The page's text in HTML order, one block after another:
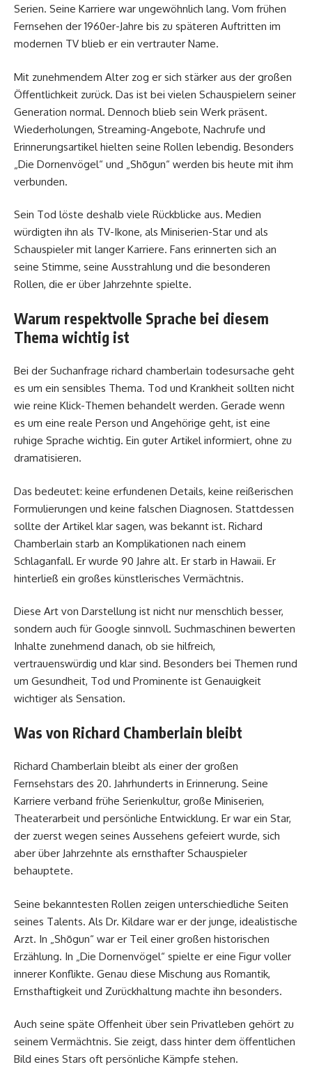
Serien. Seine Karriere war ungewöhnlich lang. Vom frühen
Fernsehen der 1960er-Jahre bis zu späteren Auftritten im
modernen TV blieb er ein vertrauter Name.
Mit zunehmendem Alter zog er sich stärker aus der großen
Öffentlichkeit zurück. Das ist bei vielen Schauspielern seiner
Generation normal. Dennoch blieb sein Werk präsent.
Wiederholungen, Streaming-Angebote, Nachrufe und
Erinnerungsartikel hielten seine Rollen lebendig. Besonders
„Die Dornenvögel“ und „Shōgun“ werden bis heute mit ihm
verbunden.
Sein Tod löste deshalb viele Rückblicke aus. Medien
würdigten ihn als TV-Ikone, als Miniserien-Star und als
Schauspieler mit langer Karriere. Fans erinnerten sich an
seine Stimme, seine Ausstrahlung und die besonderen
Rollen, die er über Jahrzehnte spielte.
Warum respektvolle Sprache bei diesem
Thema wichtig ist
Bei der Suchanfrage richard chamberlain todesursache geht
es um ein sensibles Thema. Tod und Krankheit sollten nicht
wie reine Klick-Themen behandelt werden. Gerade wenn
es um eine reale Person und Angehörige geht, ist eine
ruhige Sprache wichtig. Ein guter Artikel informiert, ohne zu
dramatisieren.
Das bedeutet: keine erfundenen Details, keine reißerischen
Formulierungen und keine falschen Diagnosen. Stattdessen
sollte der Artikel klar sagen, was bekannt ist. Richard
Chamberlain starb an Komplikationen nach einem
Schlaganfall. Er wurde 90 Jahre alt. Er starb in Hawaii. Er
hinterließ ein großes künstlerisches Vermächtnis.
Diese Art von Darstellung ist nicht nur menschlich besser,
sondern auch für Google sinnvoll. Suchmaschinen bewerten
Inhalte zunehmend danach, ob sie hilfreich,
vertrauenswürdig und klar sind. Besonders bei Themen rund
um Gesundheit, Tod und Prominente ist Genauigkeit
wichtiger als Sensation.
Was von Richard Chamberlain bleibt
Richard Chamberlain bleibt als einer der großen
Fernsehstars des 20. Jahrhunderts in Erinnerung. Seine
Karriere verband frühe Serienkultur, große Miniserien,
Theaterarbeit und persönliche Entwicklung. Er war ein Star,
der zuerst wegen seines Aussehens gefeiert wurde, sich
aber über Jahrzehnte als ernsthafter Schauspieler
behauptete.
Seine bekanntesten Rollen zeigen unterschiedliche Seiten
seines Talents. Als Dr. Kildare war er der junge, idealistische
Arzt. In „Shōgun“ war er Teil einer großen historischen
Erzählung. In „Die Dornenvögel“ spielte er eine Figur voller
innerer Konflikte. Genau diese Mischung aus Romantik,
Ernsthaftigkeit und Zurückhaltung machte ihn besonders.
Auch seine späte Offenheit über sein Privatleben gehört zu
seinem Vermächtnis. Sie zeigt, dass hinter dem öffentlichen
Bild eines Stars oft persönliche Kämpfe stehen.